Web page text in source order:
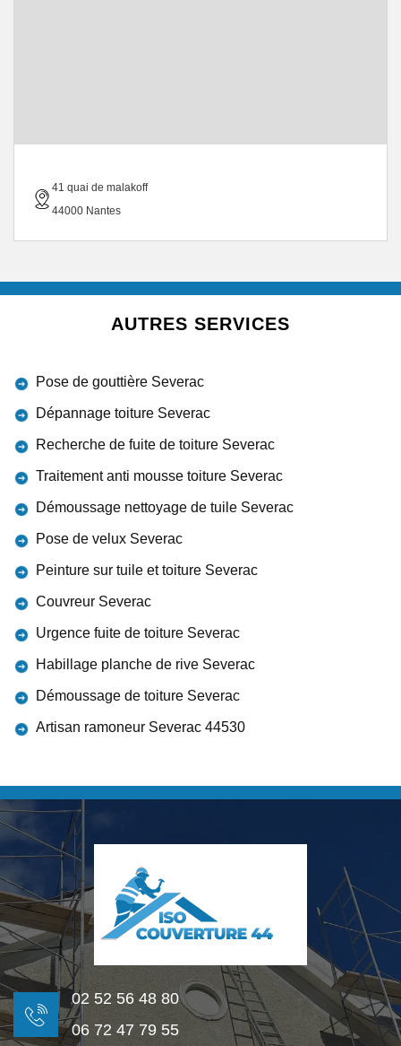
41 quai de malakoff
44000 Nantes
AUTRES SERVICES
Pose de gouttière Severac
Dépannage toiture Severac
Recherche de fuite de toiture Severac
Traitement anti mousse toiture Severac
Démoussage nettoyage de tuile Severac
Pose de velux Severac
Peinture sur tuile et toiture Severac
Couvreur Severac
Urgence fuite de toiture Severac
Habillage planche de rive Severac
Démoussage de toiture Severac
Artisan ramoneur Severac 44530
02 52 56 48 80
06 72 47 79 55